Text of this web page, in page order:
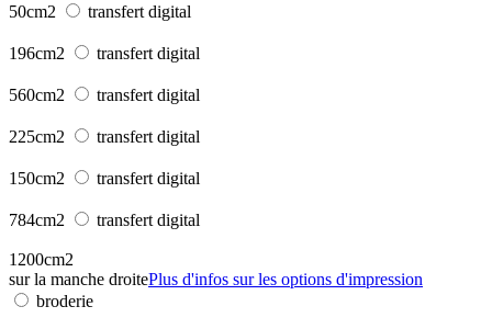
50cm2 transfert digital
196cm2 transfert digital
560cm2 transfert digital
225cm2 transfert digital
150cm2 transfert digital
784cm2 transfert digital
1200cm2
sur la manche droitePlus d'infos sur les options d'impression
broderie